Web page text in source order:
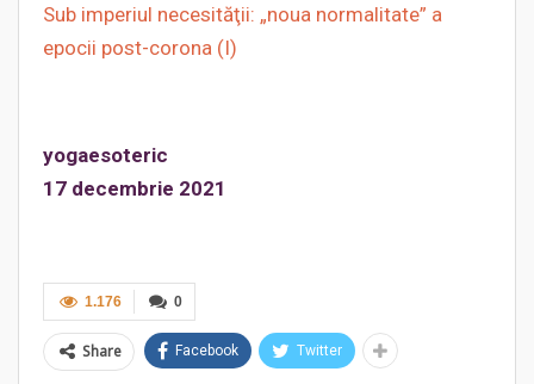
Sub imperiul necesităţii: „noua normalitate” a
epocii post-corona (I)
yogaesoteric
17 decembrie 2021
0
1.176
Share Facebook Twitter